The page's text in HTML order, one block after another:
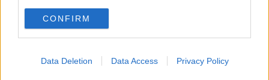
CONFIRM
Data Deletion Data Access Privacy Policy
In memoria
​Ancora Francesco
Rieccoci
Tenet